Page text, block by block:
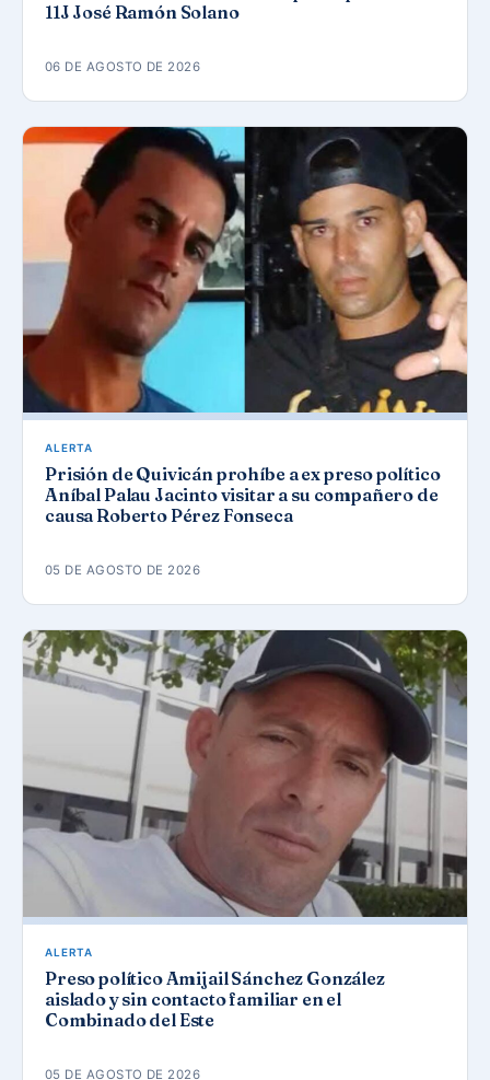
11J José Ramón Solano
06 DE AGOSTO DE 2026
ALERTA
Prisión de Quivicán prohíbe a ex preso político
Aníbal Palau Jacinto visitar a su compañero de
causa Roberto Pérez Fonseca
05 DE AGOSTO DE 2026
ALERTA
Preso político Amijail Sánchez González
aislado y sin contacto familiar en el
Combinado del Este
05 DE AGOSTO DE 2026